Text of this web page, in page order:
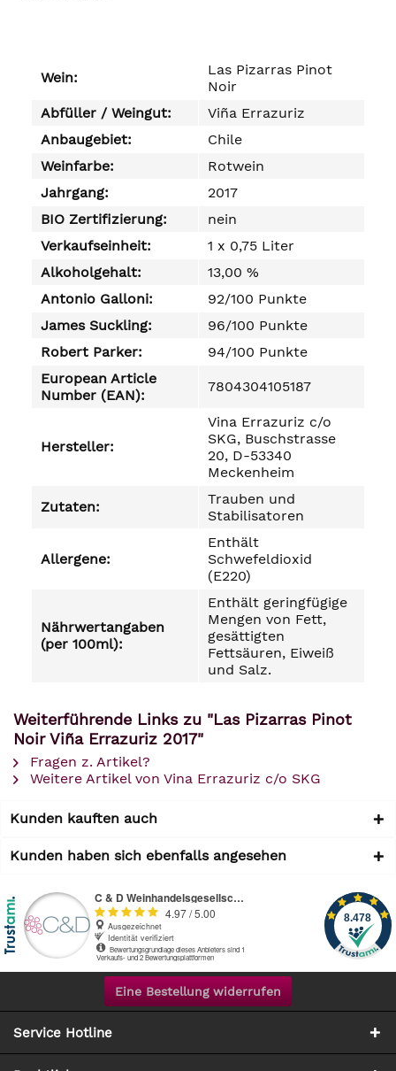
Wein:
Las Pizarras Pinot
Noir
Abfüller / Weingut:
Viña Errazuriz
Anbaugebiet:
Chile
Weinfarbe:
Rotwein
Jahrgang:
2017
BIO Zertifizierung:
nein
Verkaufseinheit:
1 x 0,75 Liter
Alkoholgehalt:
13,00 %
Antonio Galloni:
92/100 Punkte
James Suckling:
96/100 Punkte
Robert Parker:
94/100 Punkte
European Article
Number (EAN):
7804304105187
Hersteller:
Vina Errazuriz c/o
SKG, Buschstrasse
20, D-53340
Meckenheim
Zutaten:
Trauben und
Stabilisatoren
Allergene:
Enthält
Schwefeldioxid
(E220)
Nährwertangaben
(per 100ml):
Enthält geringfügige
Mengen von Fett,
gesättigten
Fettsäuren, Eiweiß
und Salz.
Weiterführende Links zu "Las Pizarras Pinot
Noir Viña Errazuriz 2017"
Fragen z. Artikel?
Weitere Artikel von Vina Errazuriz c/o SKG
Kunden kauften auch
Kunden haben sich ebenfalls angesehen
Eine Bestellung widerrufen
Service Hotline